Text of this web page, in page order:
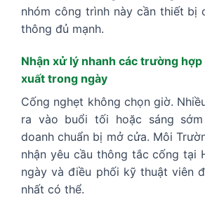
nhóm công trình này cần thiết bị
thông đủ mạnh.
Nhận xử lý nhanh các trường
xuất trong ngày
Cống nghẹt không chọn giờ.
ra vào buổi tối hoặc sáng
doanh chuẩn bị mở cửa. Môi
nhận yêu cầu thông tắc cống tại
ngày và điều phối kỹ thuật viên
nhất có thể.